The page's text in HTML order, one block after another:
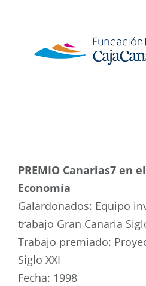
PREMIO Canarias7 en
Economía
Galardonados: Equipo
trabajo Gran Canaria
Trabajo premiado:
Siglo XXI
Fecha: 1998